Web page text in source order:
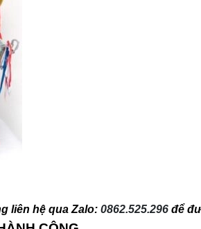
liên hệ qua Zalo: 0862.525.296để